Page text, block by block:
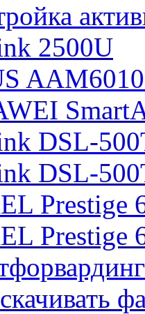
2500U
DSL-
DSL-
Prestige
Prestige